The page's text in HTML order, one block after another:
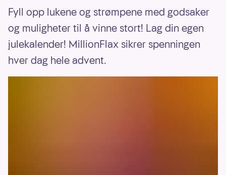
Fyll opp lukene og strømpene med godsaker
og muligheter til å vinne stort! Lag din egen
julekalender! MillionFlax sikrer spenningen
hver dag hele advent.